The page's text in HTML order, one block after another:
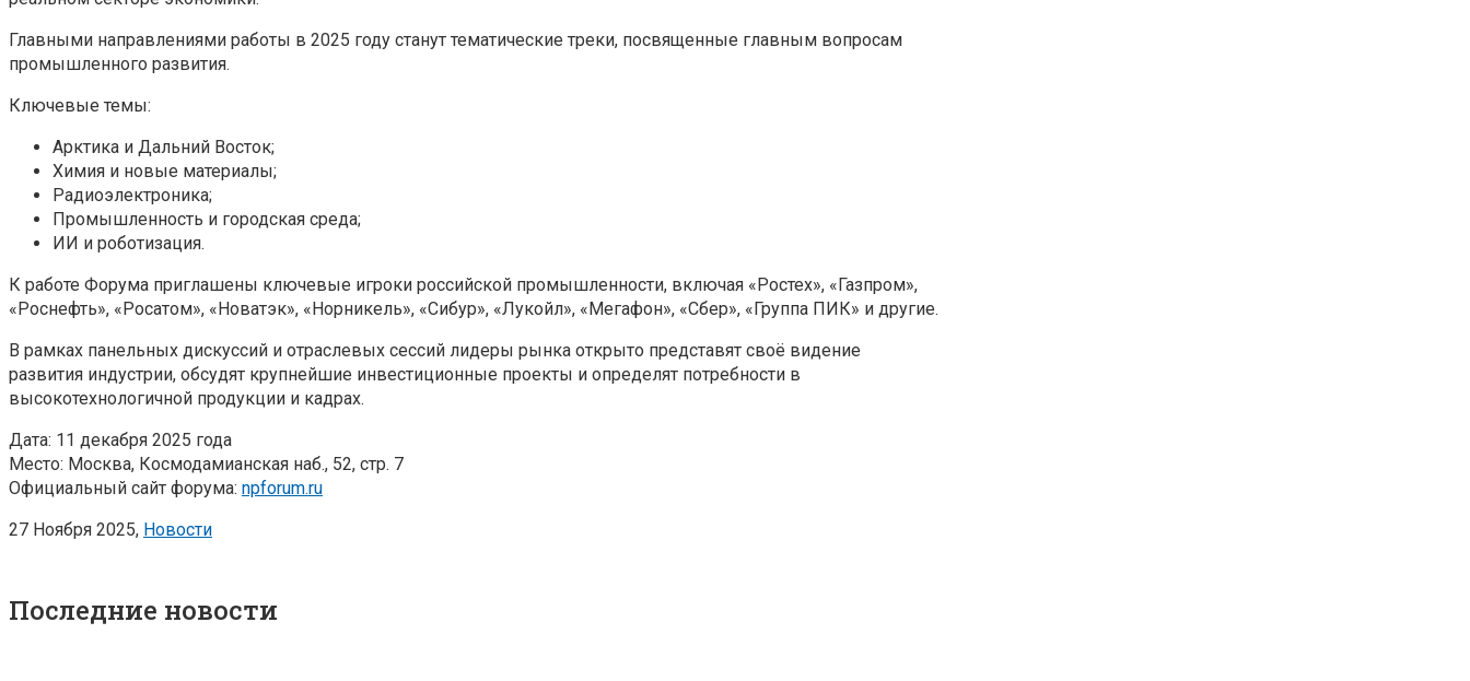
Главными направлениями работы в 2025 году станут тематические треки, посвященные главным вопросам
промышленного развития.
Ключевые темы:
Арктика и Дальний Восток;
Химия и новые материалы;
Радиоэлектроника;
Промышленность и городская среда;
ИИ и роботизация.
К работе Форума приглашены ключевые игроки российской промышленности, включая «Ростех», «Газпром»,
«Роснефть», «Росатом», «Новатэк», «Норникель», «Сибур», «Лукойл», «Мегафон», «Сбер», «Группа ПИК» и другие.
В рамках панельных дискуссий и отраслевых сессий лидеры рынка открыто представят своё видение
развития индустрии, обсудят крупнейшие инвестиционные проекты и определят потребности в
высокотехнологичной продукции и кадрах.
Дата: 11 декабря 2025 года
Место: Москва, Космодамианская наб., 52, стр. 7
Официальный сайт форума: npforum.ru
27 Ноября 2025, Новости
Последние новости